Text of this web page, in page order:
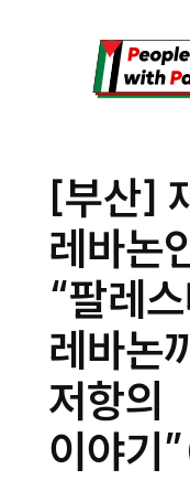
[부산]
레바논
“팔레
레바논
저항의
이야